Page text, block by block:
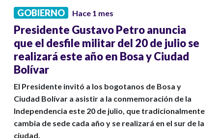
GOBIERNO Hace 1 mes
Presidente Gustavo Petro anuncia
que el desfile militar del 20 de julio se
realizará este año en Bosa y Ciudad
Bolívar
El Presidente invitó a los bogotanos de Bosa y
Ciudad Bolívar a asistir a la conmemoración de la
Independencia este 20 de julio, que tradicionalmente
cambia de sede cada año y se realizará en el sur de la
ciudad.